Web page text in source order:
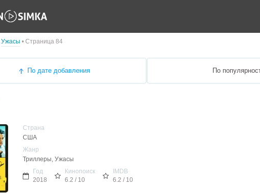
Ужасы • Страница 84
По дате добавления По
Страна
США
Жанр
Триллеры, Ужасы
Год
2018
Кинопоиск
6.2 / 10
IMDB
6.2 / 10